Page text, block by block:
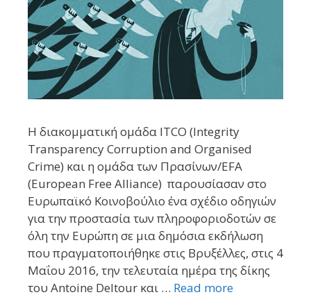
Η διακομματική ομάδα ITCO (Integrity
Transparency Corruption and Organised
Crime) και η ομάδα των Πρασίνων/EFA
(European Free Alliance) παρουσίασαν στο
Ευρωπαϊκό Κοινοβούλιο ένα σχέδιο οδηγιών
για την προστασία των πληροφοριοδοτών σε
όλη την Ευρώπη σε μια δημόσια εκδήλωση
που πραγματοποιήθηκε στις Βρυξέλλες, στις 4
Μαΐου 2016, την τελευταία ημέρα της δίκης
του Antoine Deltour και … Read more